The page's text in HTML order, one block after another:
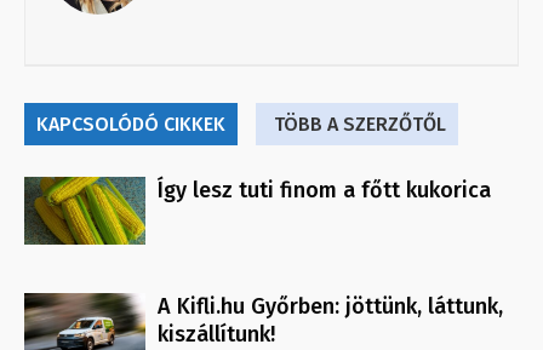
KAPCSOLÓDÓ CIKKEK TÖBB A SZERZŐTŐL
Így lesz tuti finom a főtt kukorica
A Kifli.hu Győrben: jöttünk, láttunk,
kiszállítunk!